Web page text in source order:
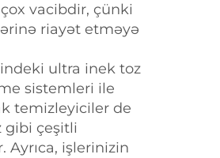
vacibdir, çünki
riayət etməyə
ultra inek toz
sistemleri ile
temizleyiciler de
gibi çeşitli
Ayrıca, işlerinizin